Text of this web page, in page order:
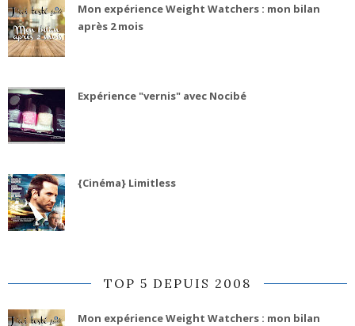
Mon expérience Weight Watchers : mon bilan
après 2 mois
Expérience "vernis" avec Nocibé
{Cinéma} Limitless
TOP 5 DEPUIS 2008
Mon expérience Weight Watchers : mon bilan